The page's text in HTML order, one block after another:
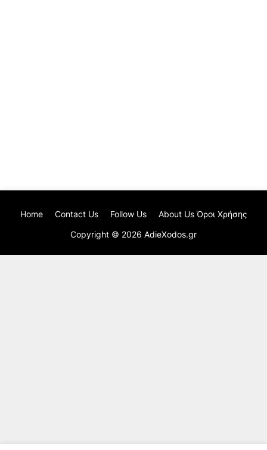
Copyright © 2026 AdieXodos.gr
Home Contact Us Follow Us About Us Όροι Χρήσης